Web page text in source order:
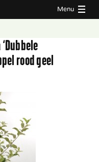
Menu
rood geel